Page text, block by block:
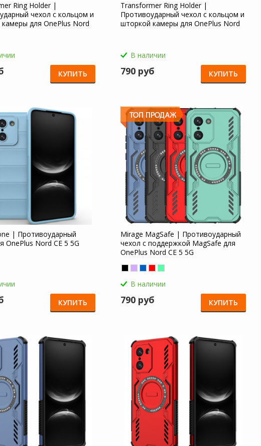
Ring Holder |
чехол с кольцом и
для OnePlus Nord
КУПИТЬ
Transformer Ring Holder |
Противоударный чехол с кольцом и
шторкой камеры для OnePlus Nord
В наличии
790 руб КУПИТЬ
| Противоударный
OnePlus Nord CE 5 5G
КУПИТЬ
Mirage MagSafe | Противоударный
чехол с поддержкой MagSafe для
OnePlus Nord CE 5 5G
В наличии
790 руб КУПИТЬ